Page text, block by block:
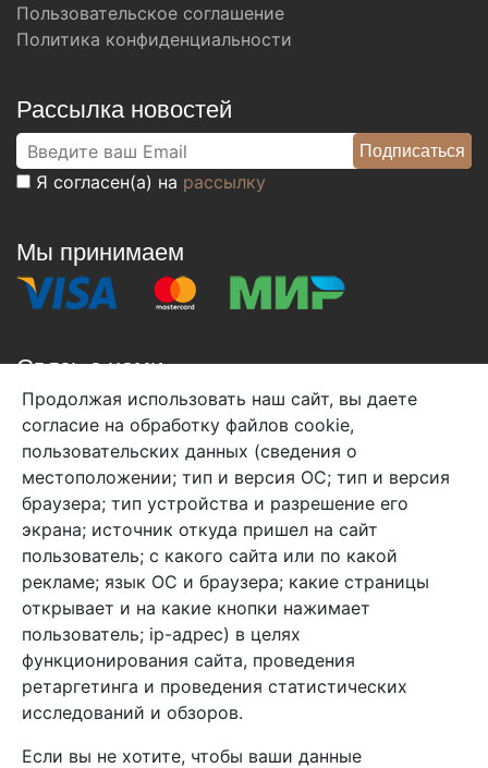
Пользовательское соглашение
Политика конфиденциальности
Рассылка новостей
Я согласен(а) на рассылку
Мы принимаем
Связь с нами
+7 (495) 933-38-08
info@arben-textile.ru- оптовые продажи
Арбен текстиль г. Щелково, пер.
1-й Советский д.25, владение 2.
Мы в соц. сетях
Продолжая использовать наш сайт, вы даете
согласие на обработку файлов cookie,
пользовательских данных (сведения о
местоположении; тип и версия ОС; тип и версия
браузера; тип устройства и разрешение его
экрана; источник откуда пришел на сайт
пользователь; с какого сайта или по какой
рекламе; язык ОС и браузера; какие страницы
открывает и на какие кнопки нажимает
пользователь; ip-адрес) в целях
функционирования сайта, проведения
ретаргетинга и проведения статистических
исследований и обзоров.
Если вы не хотите, чтобы ваши данные